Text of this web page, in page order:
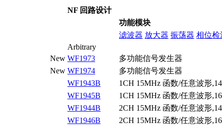
NF 回路设计
功能模块
滤波器 放大器 振荡器 相位检
Arbitrary
New WF1973
多功能信号发生器
New WF1974
多功能信号发生器
WF1943B
1CH 15MHz 函数/任意波形
WF1945B
1CH 15MHz 函数/任意波形
WF1944B
2CH 15MHz 函数/任意波形
WF1946B
2CH 15MHz 函数/任意波形